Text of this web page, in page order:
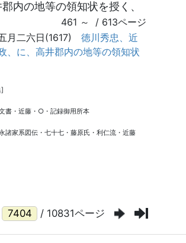
/ 10831ページ